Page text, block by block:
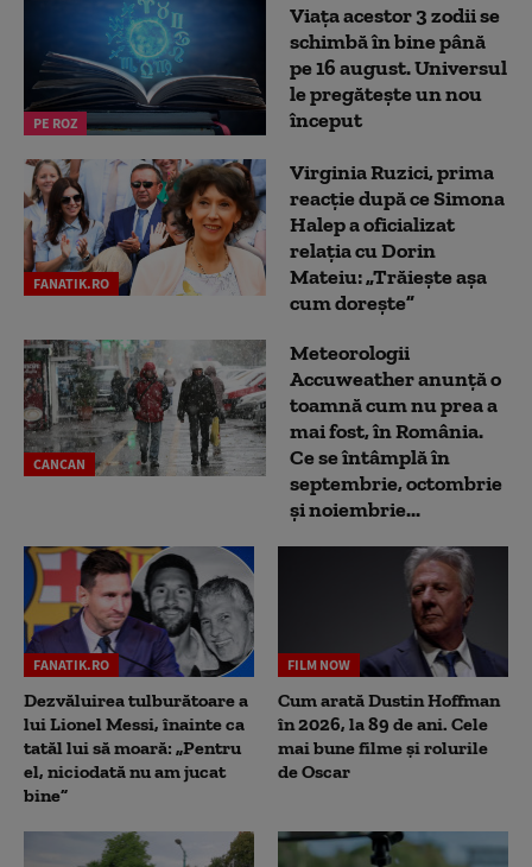
PE ROZ
Viața acestor 3 zodii se
schimbă în bine până
pe 16 august. Universul
le pregătește un nou
început
FANATIK.RO
Virginia Ruzici, prima
reacție după ce Simona
Halep a oficializat
relația cu Dorin
Mateiu: „Trăiește așa
cum dorește”
CANCAN
Meteorologii
Accuweather anunță o
toamnă cum nu prea a
mai fost, în România.
Ce se întâmplă în
septembrie, octombrie
și noiembrie...
FANATIK.RO
Dezvăluirea tulburătoare a
lui Lionel Messi, înainte ca
tatăl lui să moară: „Pentru
el, niciodată nu am jucat
bine”
FILM NOW
Cum arată Dustin Hoffman
în 2026, la 89 de ani. Cele
mai bune filme și rolurile
de Oscar